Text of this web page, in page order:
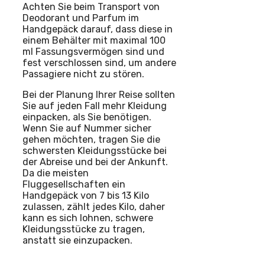
Achten Sie beim Transport von
Deodorant und Parfum im
Handgepäck darauf, dass diese in
einem Behälter mit maximal 100
ml Fassungsvermögen sind und
fest verschlossen sind, um andere
Passagiere nicht zu stören.
Bei der Planung Ihrer Reise sollten
Sie auf jeden Fall mehr Kleidung
einpacken, als Sie benötigen.
Wenn Sie auf Nummer sicher
gehen möchten, tragen Sie die
schwersten Kleidungsstücke bei
der Abreise und bei der Ankunft.
Da die meisten
Fluggesellschaften ein
Handgepäck von 7 bis 13 Kilo
zulassen, zählt jedes Kilo, daher
kann es sich lohnen, schwere
Kleidungsstücke zu tragen,
anstatt sie einzupacken.